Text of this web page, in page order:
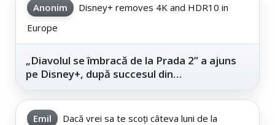
Anonim
Disney+ removes 4K and HDR10 in
Europe
„Diavolul se îmbracă de la Prada 2” a ajuns
pe Disney+, după succesul din
Emil
Dacă vrei sa te scoți câteva luni de la